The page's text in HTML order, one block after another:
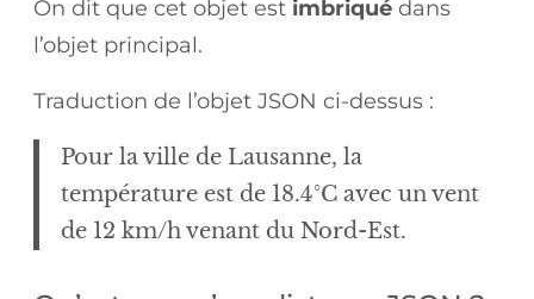
On dit que cet objet est imbriqué dans
l’objet principal.
Traduction de l’objet JSON ci-dessus :
Pour la ville de Lausanne, la
température est de 18.4°C avec un vent
de 12 km/h venant du Nord-Est.